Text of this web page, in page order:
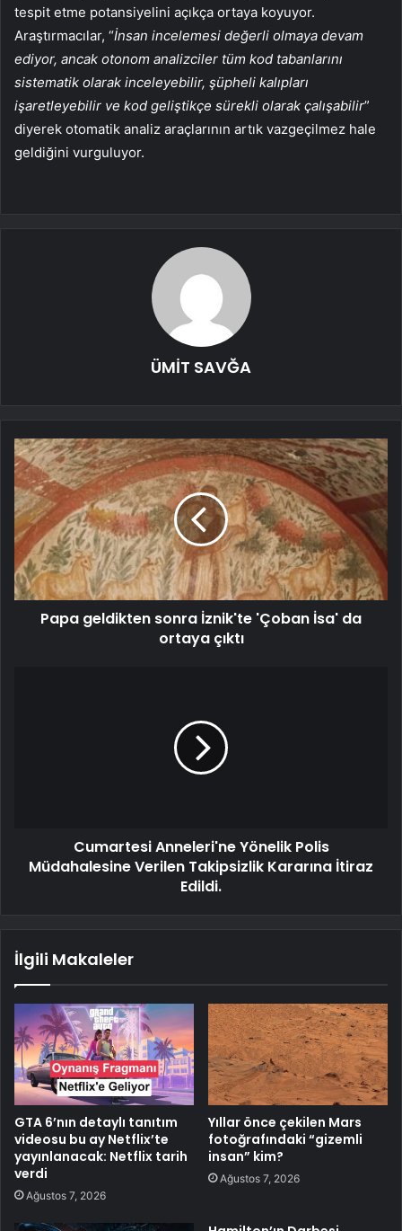
tespit etme potansiyelini açıkça ortaya koyuyor.
Araştırmacılar, “İnsan incelemesi değerli olmaya devam
ediyor, ancak otonom analizciler tüm kod tabanlarını
sistematik olarak inceleyebilir, şüpheli kalıpları
işaretleyebilir ve kod geliştikçe sürekli olarak çalışabilir”
diyerek otomatik analiz araçlarının artık vazgeçilmez hale
geldiğini vurguluyor.
ÜMİT SAVĞA
Papa geldikten sonra İznik'te 'Çoban İsa' da
ortaya çıktı
Cumartesi Anneleri'ne Yönelik Polis
Müdahalesine Verilen Takipsizlik Kararına İtiraz
Edildi.
İlgili Makaleler
GTA 6’nın detaylı tanıtım
videosu bu ay Netflix’te
yayınlanacak: Netflix tarih
verdi
Ağustos 7, 2026
Yıllar önce çekilen Mars
fotoğrafındaki “gizemli
insan” kim?
Ağustos 7, 2026